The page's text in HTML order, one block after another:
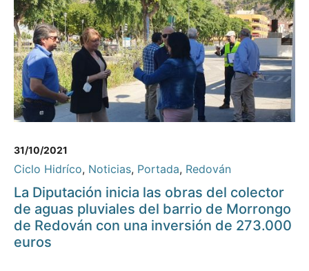
31/10/2021
Ciclo Hidríco, Noticias, Portada, Redován
La Diputación inicia las obras del colector
de aguas pluviales del barrio de Morrongo
de Redován con una inversión de 273.000
euros